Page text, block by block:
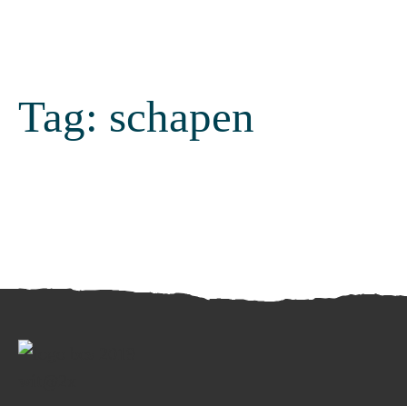
Tag: schapen